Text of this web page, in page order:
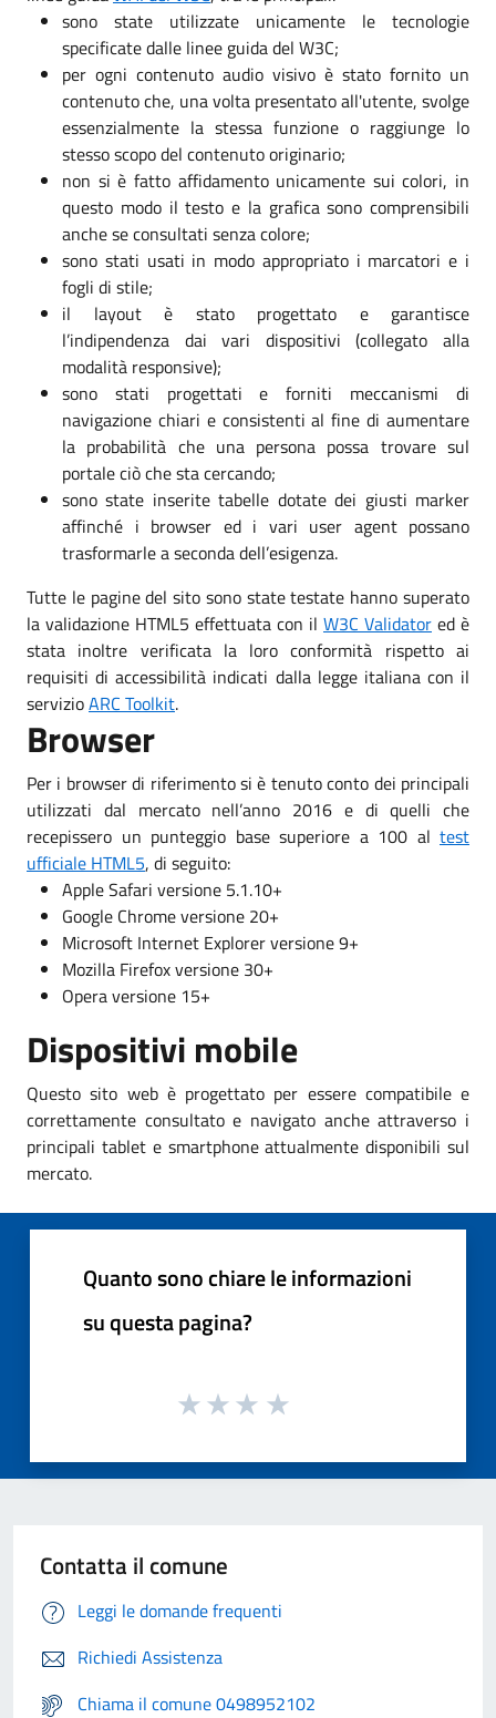
sono state utilizzate unicamente le tecnologie
specificate dalle linee guida del W3C;
per ogni contenuto audio visivo è stato fornito un
contenuto che, una volta presentato all'utente, svolge
essenzialmente la stessa funzione o raggiunge lo
stesso scopo del contenuto originario;
non si è fatto affidamento unicamente sui colori, in
questo modo il testo e la grafica sono comprensibili
anche se consultati senza colore;
sono stati usati in modo appropriato i marcatori e i
fogli di stile;
il layout è stato progettato e garantisce
l’indipendenza dai vari dispositivi (collegato alla
modalità responsive);
sono stati progettati e forniti meccanismi di
navigazione chiari e consistenti al fine di aumentare
la probabilità che una persona possa trovare sul
portale ciò che sta cercando;
sono state inserite tabelle dotate dei giusti marker
affinché i browser ed i vari user agent possano
trasformarle a seconda dell’esigenza.
Tutte le pagine del sito sono state testate hanno superato
la validazione HTML5 effettuata con il W3C Validator ed è
stata inoltre verificata la loro conformità rispetto ai
requisiti di accessibilità indicati dalla legge italiana con il
servizioARC Toolkit.
Browser
Per i browser di riferimento si è tenuto conto dei principali
utilizzati dal mercato nell’anno 2016 e di quelli che
recepissero un punteggio base superiore a 100 al test
ufficiale HTML5, di seguito:
Apple Safari versione 5.1.10+
Google Chrome versione 20+
Microsoft Internet Explorer versione 9+
Mozilla Firefox versione 30+
Opera versione 15+
Dispositivi mobile
Questo sito web è progettato per essere compatibile e
correttamente consultato e navigato anche attraverso i
principali tablet e smartphone attualmente disponibili sul
mercato.
Quanto sono chiare le informazioni
su questa pagina?
Contatta il comune
Leggi le domande frequenti
Richiedi Assistenza
Chiama il comune 0498952102